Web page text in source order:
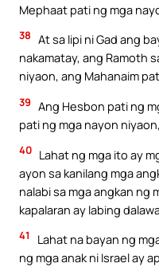
Mephaat pati ng mga
38 At sa lipi ni Gad ang
nakamatay, ang Ramoth
niyaon, ang Mahanaim
39 Ang Hesbon pati ng
pati ng mga nayon
40 Lahat ng mga ito ay
ayon sa kanilang mga
nalabi sa mga angkan ng
kapalaran ay labing
41
Lahat na bayan ng
ng mga anak ni Israel ay